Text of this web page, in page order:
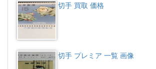
切手 買取 価格
切手 プレミア 一覧 画像